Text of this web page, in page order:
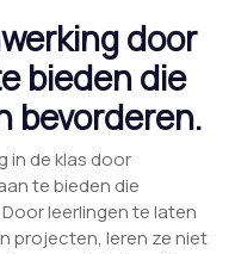
door
bieden die
bevorderen.
in de klas door
te bieden die
leerlingen te laten
projecten, leren ze niet